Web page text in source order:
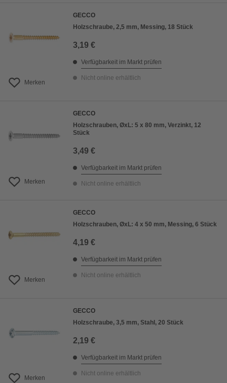
Merken
GECCO
Holzschraube, 2,5 mm, Messing, 18 Stück
3,19 €
Verfügbarkeit im Markt prüfen
Nicht online erhältlich
Merken
GECCO
Holzschrauben, ØxL: 5 x 80 mm, Verzinkt, 12
Stück
3,49 €
Verfügbarkeit im Markt prüfen
Nicht online erhältlich
Merken
GECCO
Holzschrauben, ØxL: 4 x 50 mm, Messing, 6 Stück
4,19 €
Verfügbarkeit im Markt prüfen
Nicht online erhältlich
Merken
GECCO
Holzschraube, 3,5 mm, Stahl, 20 Stück
2,19 €
Verfügbarkeit im Markt prüfen
Nicht online erhältlich